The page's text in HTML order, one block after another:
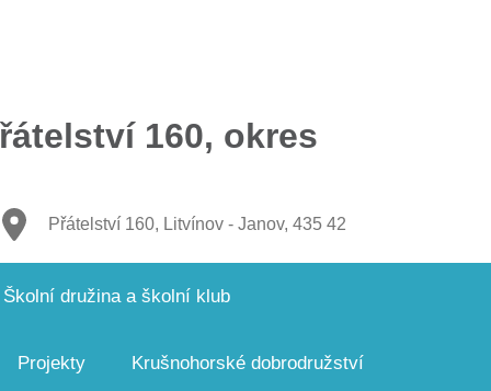
160, okres
Přátelství 160, Litvínov - Janov, 435 42
Školní družina a školní klub
Projekty Krušnohorské dobrodružství